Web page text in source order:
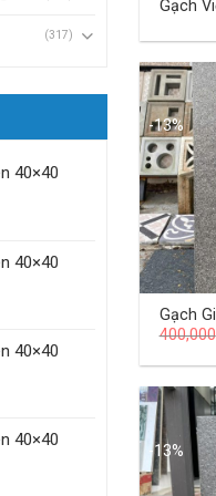
(317)
40×40
40×40
40×40
40×40
Gạch Việt Nam 60×60 cm
-13%
Gạch
Quốc
400,000
-13%